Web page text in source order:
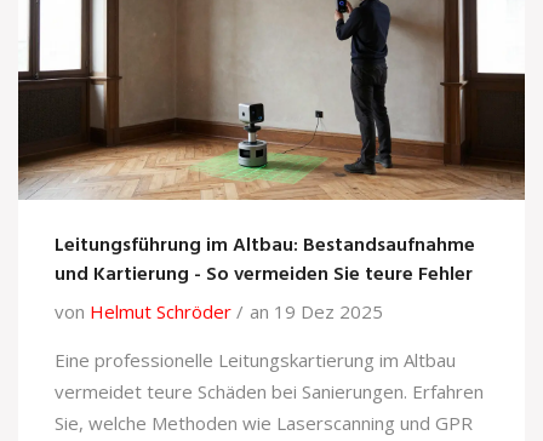
Leitungsführung im Altbau: Bestandsaufnahme
und Kartierung - So vermeiden Sie teure Fehler
von Helmut Schröder
an 19 Dez 2025
Eine professionelle Leitungskartierung im Altbau
vermeidet teure Schäden bei Sanierungen. Erfahren
Sie, welche Methoden wie Laserscanning und GPR